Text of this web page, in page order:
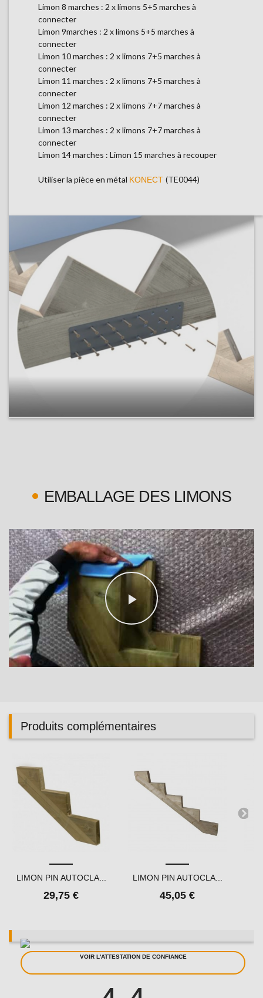
Limon 8 marches : 2 x limons 5+5 marches à
connecter
Limon 9marches : 2 x limons 5+5 marches à
connecter
Limon 10 marches : 2 x limons 7+5 marches à
connecter
Limon 11 marches : 2 x limons 7+5 marches à
connecter
Limon 12 marches : 2 x limons 7+7 marches à
connecter
Limon 13 marches : 2 x limons 7+7 marches à
connecter
Limon 14 marches : Limon 15 marches à recouper
Utiliser la pièce en métal KONECT (TE0044)
EMBALLAGE DES LIMONS
Play
Produits complémentaires
LIMON PIN AUTOCLA...
29,75 €
LIMON PIN AUTOCLA...
45,05 €
VOIR L'ATTESTATION DE CONFIANCE